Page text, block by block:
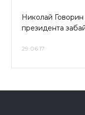
Николай Говорин
президента
29.06.17